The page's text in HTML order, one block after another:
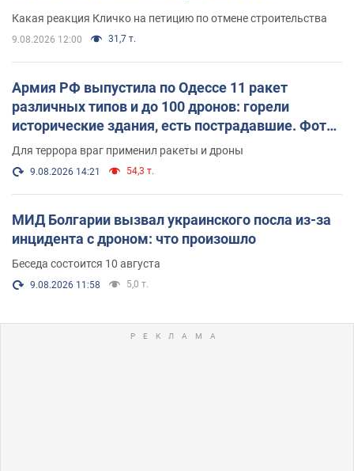
Какая реакция Кличко на петицию по отмене строительства
9.08.2026 12:00 31,7 т.
Армия РФ выпустила по Одессе 11 ракет
различных типов и до 100 дронов: горели
исторические здания, есть пострадавшие. Фото
и видео
Для террора враг применил ракеты и дроны
9.08.2026 14:21 54,3 т.
МИД Болгарии вызвал украинского посла из-за
инцидента с дроном: что произошло
Беседа состоится 10 августа
9.08.2026 11:58 5,0 т.